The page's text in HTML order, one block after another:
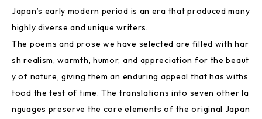
Japan’s early modern period is an era that produced many
highly diverse and unique writers.
The poems and prose we have selected are filled with har
sh realism, warmth, humor, and appreciation for the beaut
y of nature, giving them an enduring appeal that has withs
tood the test of time. The translations into seven other la
nguages preserve the core elements of the original Japan